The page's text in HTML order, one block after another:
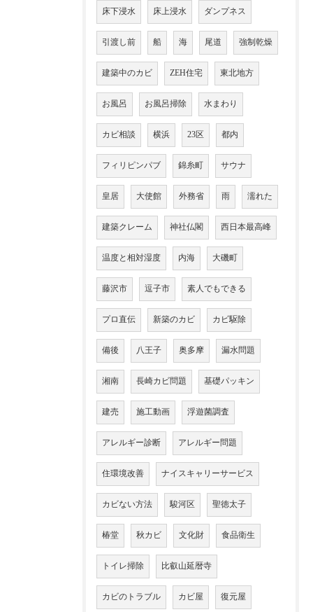
床下浸水 床上浸水 ダンプネス
引渡し前 船 海 尾道 強制乾燥
建築中のカビ ZEH住宅 東北地方
お風呂 お風呂掃除 水まわり
カビ相談 横浜 23区 都内
フィリピンパブ 錦糸町 サウナ
皇居 大使館 外務省 雨 濡れた
建築クレーム 神社仏閣 西日本最高峰
温度と相対湿度 内海 大磯町
藤沢市 逗子市 素人でもできる
プロ直伝 新築のカビ カビ駆除
備後 八王子 奥多摩 漏水問題
湘南 長崎カビ問題 基礎パッキン
建売 施工動画 浮遊菌調査
アレルギー診断 アレルギー問題
住環境改善 ナイスキャリーサービス
カビない方法 駿河区 聖徳太子
椿堂 秋カビ 文化財 食品衛生
トイレ掃除 比叡山延暦寺
カビのトラブル カビ屋 復元屋